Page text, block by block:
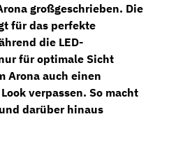
großgeschrieben. Die
für das perfekte
die LED-
für optimale Sicht
Arona auch einen
verpassen. So macht
darüber hinaus